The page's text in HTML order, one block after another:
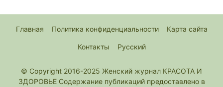
Главная Политика конфиденциальности Карта сайта
Контакты Русский
© Copyright 2016-2025 Женский журнал КРАСОТА И
ЗДОРОВЬЕ Содержание публикаций предоставлено в